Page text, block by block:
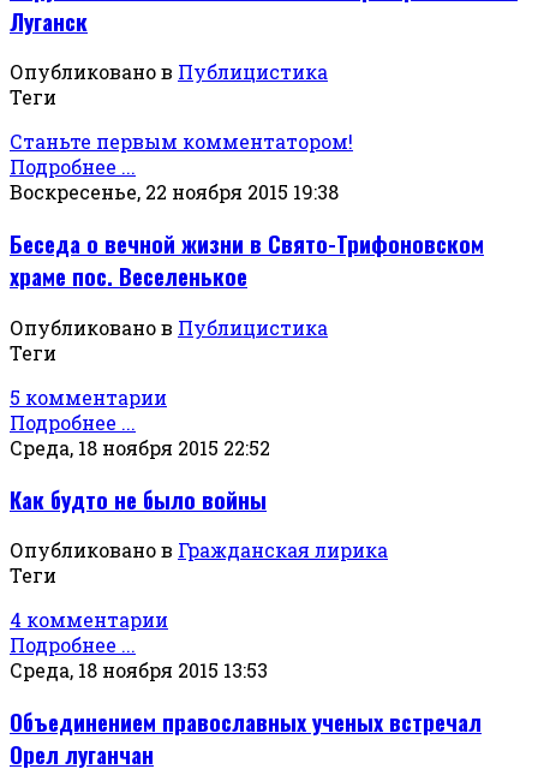
Луганск
Опубликовано в Публицистика
Теги
Станьте первым комментатором!
Подробнее ...
Воскресенье, 22 ноября 2015 19:38
Беседа о вечной жизни в Свято-Трифоновском
храме пос. Веселенькое
Опубликовано в Публицистика
Теги
5 комментарии
Подробнее ...
Среда, 18 ноября 2015 22:52
Как будто не было войны
Опубликовано в Гражданская лирика
Теги
4 комментарии
Подробнее ...
Среда, 18 ноября 2015 13:53
Объединением православных ученых встречал
Орел луганчан